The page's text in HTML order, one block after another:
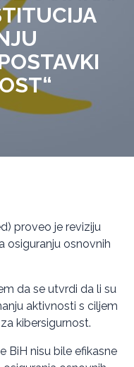
proveo je reviziju
osiguranju osnovnih
da se utvrdi da li su
aktivnosti s ciljem
kibersigurnost.
BiH nisu bile efikasne